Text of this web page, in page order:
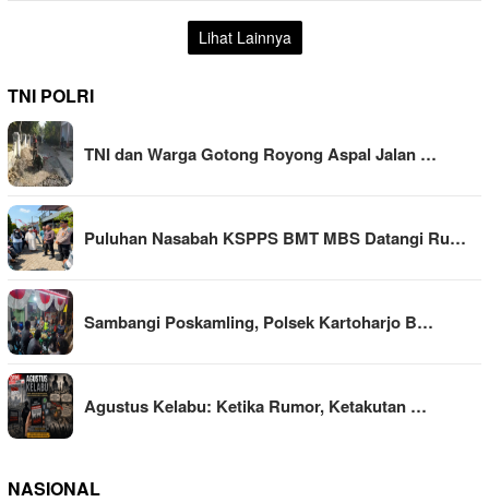
Lihat Lainnya
TNI POLRI
TNI dan Warga Gotong Royong Aspal Jalan …
Puluhan Nasabah KSPPS BMT MBS Datangi Ru…
Sambangi Poskamling, Polsek Kartoharjo B…
Agustus Kelabu: Ketika Rumor, Ketakutan …
NASIONAL